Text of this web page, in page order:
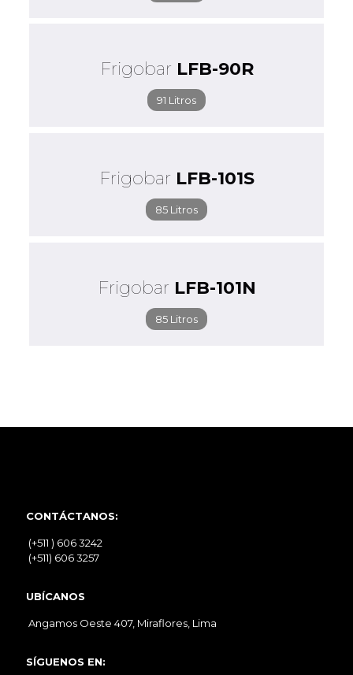
Frigobar LFB-90R
91 Litros
Frigobar LFB-101S
85 Litros
Frigobar LFB-101N
85 Litros
CONTÁCTANOS:
(+511 ) 606 3242
(+511) 606 3257
UBÍCANOS
Angamos Oeste 407, Miraflores, Lima
SÍGUENOS EN: